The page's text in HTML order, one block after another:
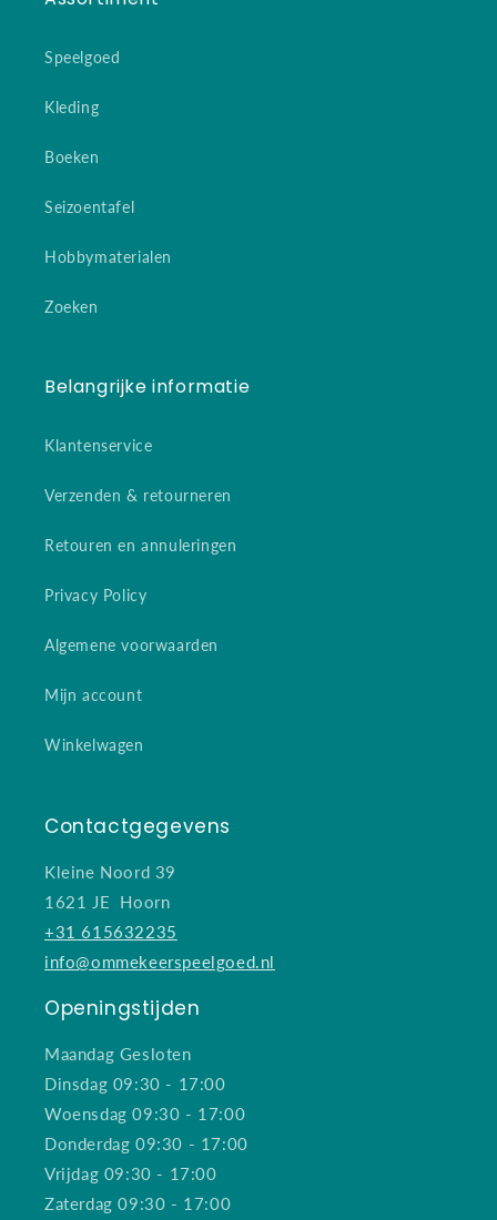
Speelgoed
Kleding
Boeken
Seizoentafel
Hobbymaterialen
Zoeken
Belangrijke informatie
Klantenservice
Verzenden & retourneren
Retouren en annuleringen
Privacy Policy
Algemene voorwaarden
Mijn account
Winkelwagen
Contactgegevens
Kleine Noord 39
1621 JE Hoorn
+31 615632235
info@ommekeerspeelgoed.nl
Openingstijden
Maandag Gesloten
Dinsdag 09:30 - 17:00
Woensdag 09:30 - 17:00
Donderdag 09:30 - 17:00
Vrijdag 09:30 - 17:00
Zaterdag 09:30 - 17:00